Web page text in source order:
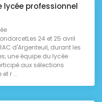
lycée professionnel
24 et 25 avril
d'Argenteuil, durant les
une équipe du lycée
aux sélections
r ...